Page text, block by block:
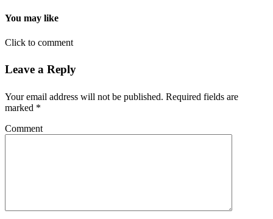
You may like
Click to comment
Leave a Reply
Your email address will not be published. Required fields are
marked *
Comment